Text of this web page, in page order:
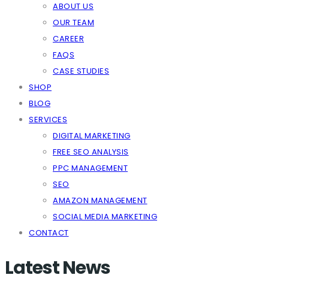
ABOUT US
OUR TEAM
CAREER
FAQS
CASE STUDIES
SHOP
BLOG
SERVICES
DIGITAL MARKETING
FREE SEO ANALYSIS
PPC MANAGEMENT
SEO
AMAZON MANAGEMENT
SOCIAL MEDIA MARKETING
CONTACT
Latest News